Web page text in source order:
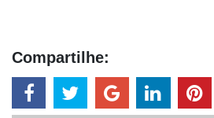
Compartilhe: